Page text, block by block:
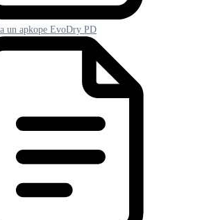
un apkope EvoDry PD